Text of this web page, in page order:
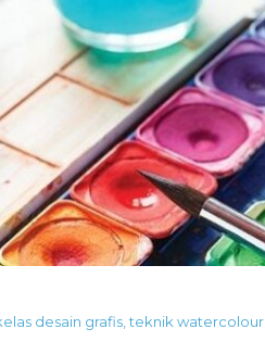
desain grafis teknik watercolour